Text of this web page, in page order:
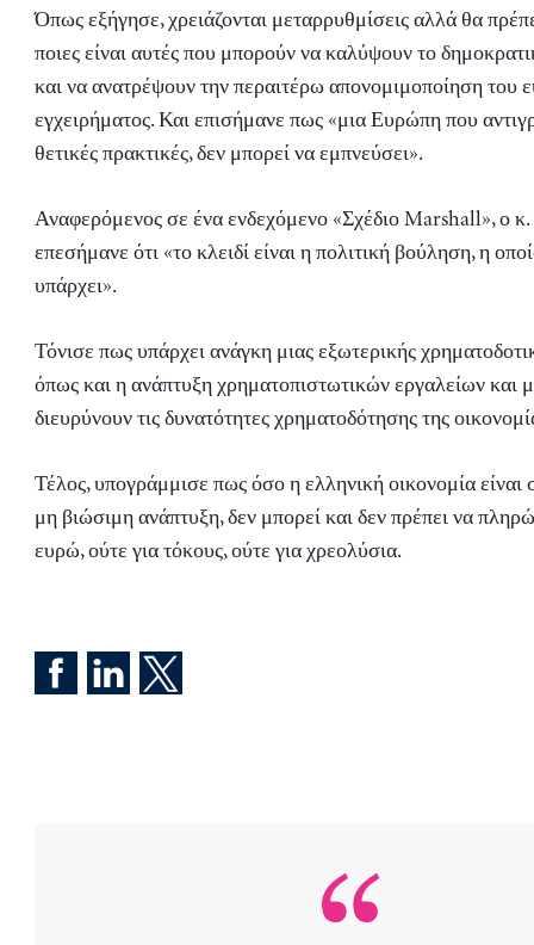
Όπως εξήγησε, χρειάζονται μεταρρυθμίσεις αλλά θα
ποιες είναι αυτές που μπορούν να καλύψουν το
και να ανατρέψουν την περαιτέρω απονομιμοποίηση του
εγχειρήματος. Και επισήμανε πως «μια Ευρώπη που
θετικές πρακτικές, δεν μπορεί να εμπνεύσει».
Αναφερόμενος σε ένα ενδεχόμενο «Σχέδιο Marshall», ο
επεσήμανε ότι «το κλειδί είναι η πολιτική βούληση, η
υπάρχει».
Τόνισε πως υπάρχει ανάγκη μιας εξωτερικής
όπως και η ανάπτυξη χρηματοπιστωτικών εργαλείων και
διευρύνουν τις δυνατότητες χρηματοδότησης της
Τέλος, υπογράμμισε πως όσο η ελληνική οικονομία
μη βιώσιμη ανάπτυξη, δεν μπορεί και δεν πρέπει να
ευρώ, ούτε για τόκους, ούτε για χρεολύσια.